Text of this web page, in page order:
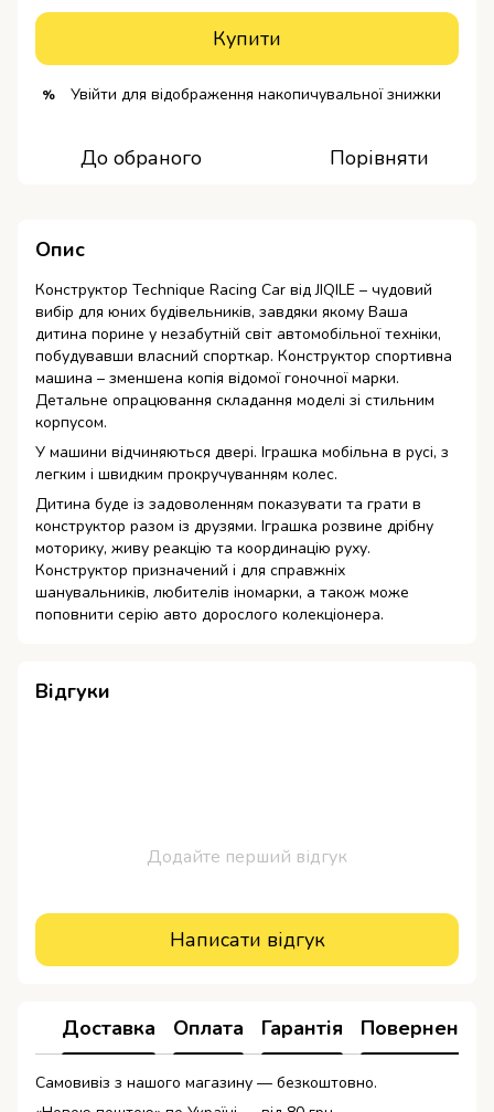
Купити
% Увійти для відображення накопичувальної знижки
До обраного Порівняти
Опис
Конструктор Technique Racing Car від JIQILE – чудовий
вибір для юних будівельників, завдяки якому Ваша
дитина порине у незабутній світ автомобільної техніки,
побудувавши власний спорткар. Конструктор спортивна
машина – зменшена копія відомої гоночної марки.
Детальне опрацювання складання моделі зі стильним
корпусом.
У машини відчиняються двері. Іграшка мобільна в русі, з
легким і швидким прокручуванням колес.
Дитина буде із задоволенням показувати та грати в
конструктор разом із друзями. Іграшка розвине дрібну
моторику, живу реакцію та координацію руху.
Конструктор призначений і для справжніх
шанувальників, любителів іномарки, а також може
поповнити серію авто дорослого колекціонера.
Відгуки
Додайте перший відгук
Написати відгук
Доставка Оплата Гарантія Повернення
Самовивіз з нашого магазину — безкоштовно.